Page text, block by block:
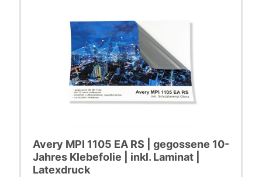
Avery MPI 1105 EA RS | gegossene 10-
Jahres Klebefolie | inkl. Laminat |
Latexdruck